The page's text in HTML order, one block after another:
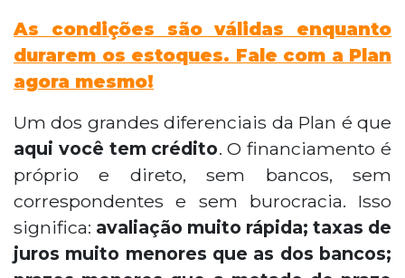
As condições são válidas enquanto
durarem os estoques. Fale com a Plan
agora mesmo!
Um dos grandes diferenciais da Plan é que
aqui você tem crédito. O financiamento é
próprio e direto, sem bancos, sem
correspondentes e sem burocracia. Isso
significa: avaliação muito rápida; taxas de
juros muito menores que as dos bancos;